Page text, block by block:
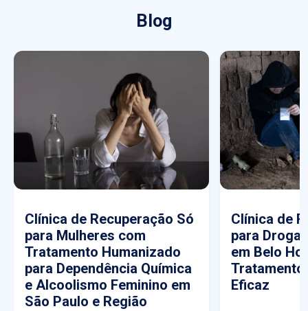
Blog
Clínica de Recuperação Só
para Mulheres com
Tratamento Humanizado
para Dependência Química
e Alcoolismo Feminino em
São Paulo e Região
Clínica de
para
em Belo
Tratamento
Eficaz